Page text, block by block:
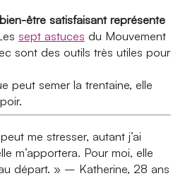
être satisfaisant représente
sept astuces du Mouvement
sont des outils très utiles pour
peut semer la trentaine, elle
me stresser, autant j’ai
m’apportera. Pour moi, elle
départ. » – Katherine, 28 ans